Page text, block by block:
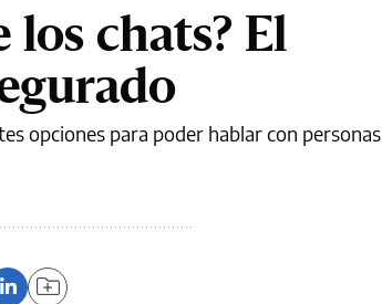
los chats? El
opciones para poder hablar con personas